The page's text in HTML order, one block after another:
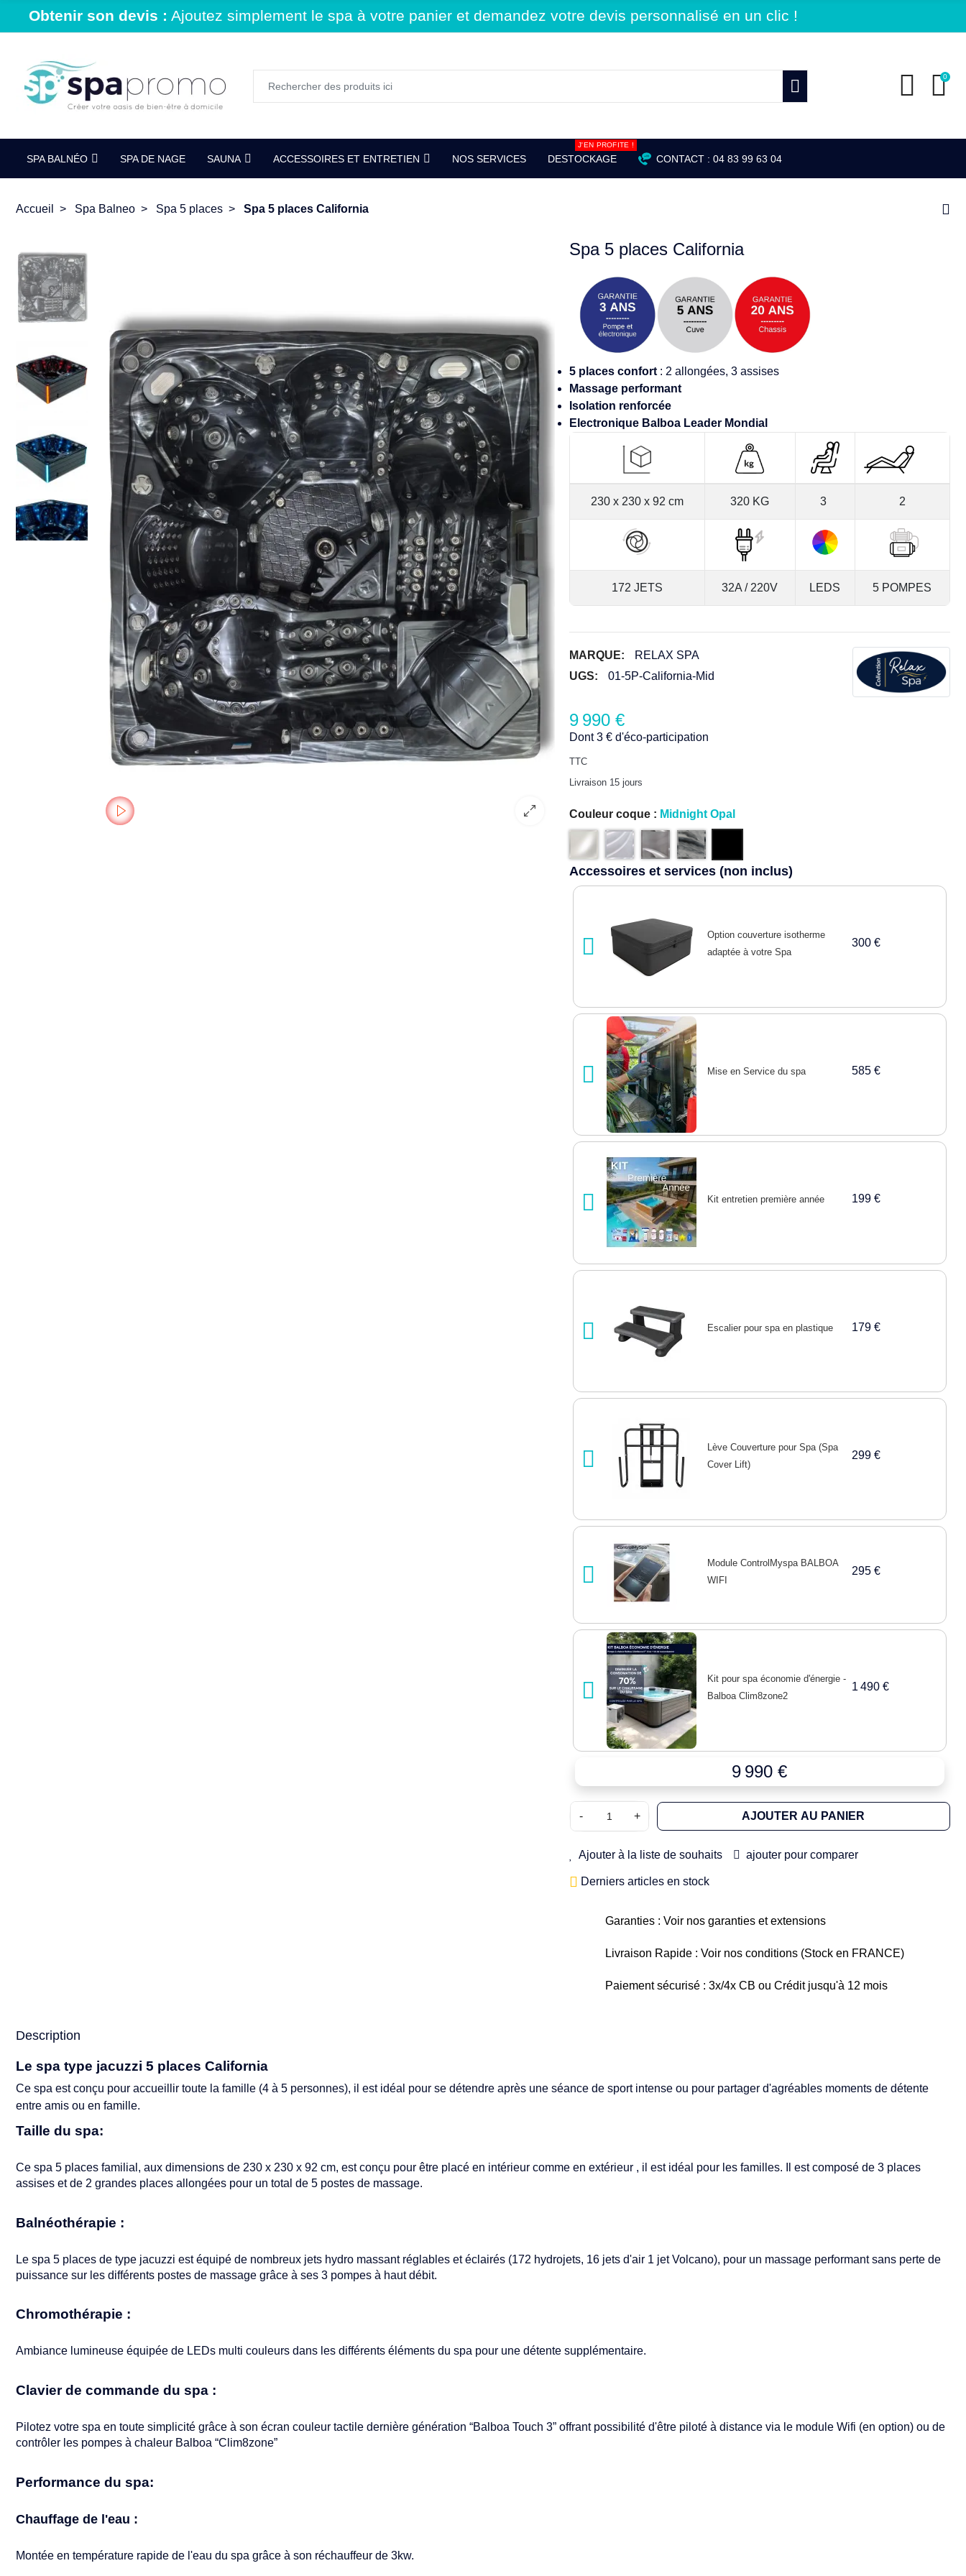
Obtenir son devis : Ajoutez simplement le spa à votre panier et demandez votre devis personnalisé en un clic !
0
SPA BALNÉO SPA DE NAGE SAUNA ACCESSOIRES ET ENTRETIEN NOS SERVICES DESTOCKAGE
J'EN PROFITE !
CONTACT : 04 83 99 63 04
Accueil Spa Balneo Spa 5 places Spa 5 places California
Spa 5 places California
5 places confort: 2 allongées, 3 assises
Massage performant
Isolation renforcée
Electronique Balboa Leader Mondial
230 x 230 x 92 cm 320 KG 3 2
172 JETS 32A / 220V LEDS 5 POMPES
MARQUE:
RELAX SPA
UGS:
01-5P-California-Mid
9 990 €
Dont 3 € d'éco-participation
TTC
Livraison 15 jours
Couleur coque : Midnight Opal
Accessoires et services (non inclus)
Option couverture isotherme
adaptée à votre Spa
300 €
Mise en Service du spa 585 €
Kit entretien première année 199 €
Escalier pour spa en plastique 179 €
Lève Couverture pour Spa (Spa
Cover Lift)
299 €
Module ControlMyspa BALBOA
WIFI
295 €
Kit pour spa économie d'énergie -
Balboa Clim8zone2
1 490 €
9 990 €
- + AJOUTER AU PANIER
Ajouter à la liste de souhaits ajouter pour comparer
Derniers articles en stock
Garanties : Voir nos garanties et extensions
Livraison Rapide : Voir nos conditions (Stock en FRANCE)
Paiement sécurisé : 3x/4x CB ou Crédit jusqu'à 12 mois
Description
Le spa type jacuzzi 5 places California
Ce spa est conçu pour accueillir toute la famille (4 à 5 personnes), il est idéal pour se détendre après une séance de sport intense ou pour partager d'agréables moments de détente
entre amis ou en famille.
Taille du spa:
Ce spa 5 places familial, aux dimensions de 230 x 230 x 92 cm, est conçu pour être placé en intérieur comme en extérieur , il est idéal pour les familles. Il est composé de 3 places
assises et de 2 grandes places allongées pour un total de 5 postes de massage.
Balnéothérapie :
Le spa 5 places de type jacuzzi est équipé de nombreux jets hydro massant réglables et éclairés (172 hydrojets, 16 jets d'air 1 jet Volcano), pour un massage performant sans perte de
puissance sur les différents postes de massage grâce à ses 3 pompes à haut débit.
Chromothérapie :
Ambiance lumineuse équipée de LEDs multi couleurs dans les différents éléments du spa pour une détente supplémentaire.
Clavier de commande du spa :
Pilotez votre spa en toute simplicité grâce à son écran couleur tactile dernière génération “Balboa Touch 3” offrant possibilité d'être piloté à distance via le module Wifi (en option) ou de
contrôler les pompes à chaleur Balboa “Clim8zone”
Performance du spa:
Chauffage de l'eau :
Montée en température rapide de l'eau du spa grâce à son réchauffeur de 3kw.